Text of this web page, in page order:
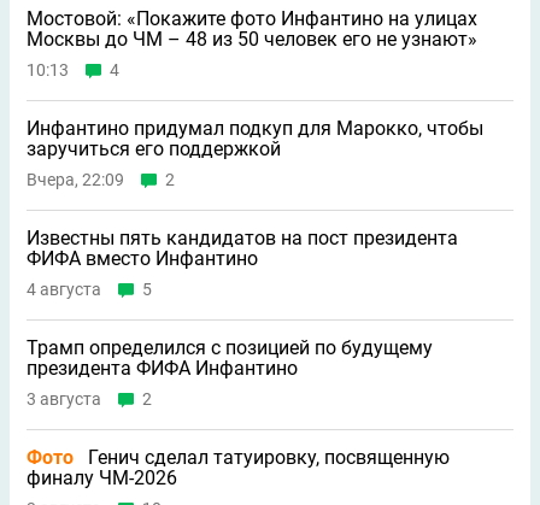
Мостовой: «Покажите фото Инфантино на улицах
Москвы до ЧМ – 48 из 50 человек его не узнают»
10:13 4
Инфантино придумал подкуп для Марокко, чтобы
заручиться его поддержкой
Вчера, 22:09 2
Известны пять кандидатов на пост президента
ФИФА вместо Инфантино
4 августа 5
Трамп определился с позицией по будущему
президента ФИФА Инфантино
3 августа 2
Фото
Генич сделал татуировку, посвященную
финалу ЧМ-2026